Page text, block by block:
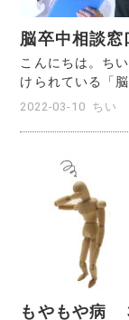
脳卒中相談窓
こんにちは。ち
けられている「
2022-03-10 ちい
もやもや病